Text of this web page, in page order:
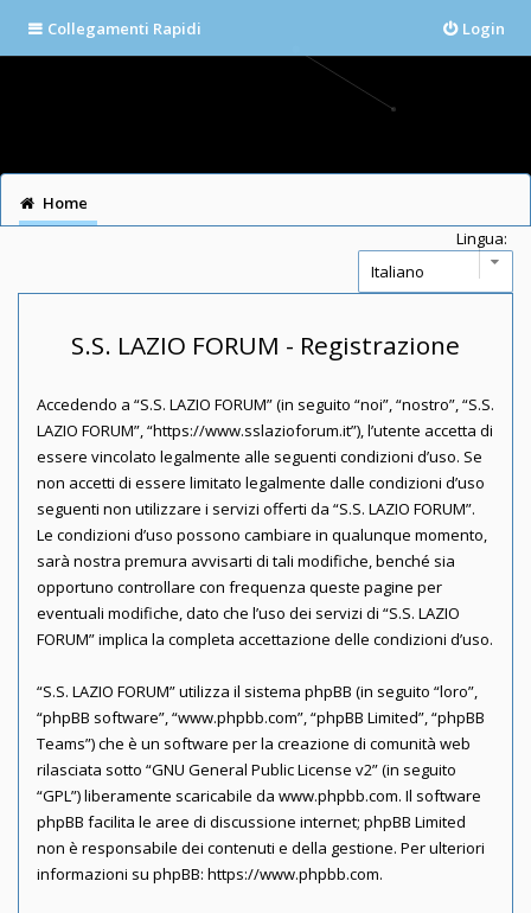
Collegamenti Rapidi Login
Home
Lingua:
S.S. LAZIO FORUM - Registrazione
Accedendo a “S.S. LAZIO FORUM” (in seguito “noi”, “nostro”, “S.S.
LAZIO FORUM”, “https://www.sslazioforum.it”), l’utente accetta di
essere vincolato legalmente alle seguenti condizioni d’uso. Se
non accetti di essere limitato legalmente dalle condizioni d’uso
seguenti non utilizzare i servizi offerti da “S.S. LAZIO FORUM”.
Le condizioni d’uso possono cambiare in qualunque momento,
sarà nostra premura avvisarti di tali modifiche, benché sia
opportuno controllare con frequenza queste pagine per
eventuali modifiche, dato che l’uso dei servizi di “S.S. LAZIO
FORUM” implica la completa accettazione delle condizioni d’uso.
“S.S. LAZIO FORUM” utilizza il sistema phpBB (in seguito “loro”,
“phpBB software”, “www.phpbb.com”, “phpBB Limited”, “phpBB
Teams”) che è un software per la creazione di comunità web
rilasciata sotto “GNU General Public License v2” (in seguito
“GPL”) liberamente scaricabile da www.phpbb.com. Il software
phpBB facilita le aree di discussione internet; phpBB Limited
non è responsabile dei contenuti e della gestione. Per ulteriori
informazioni su phpBB: https://www.phpbb.com.